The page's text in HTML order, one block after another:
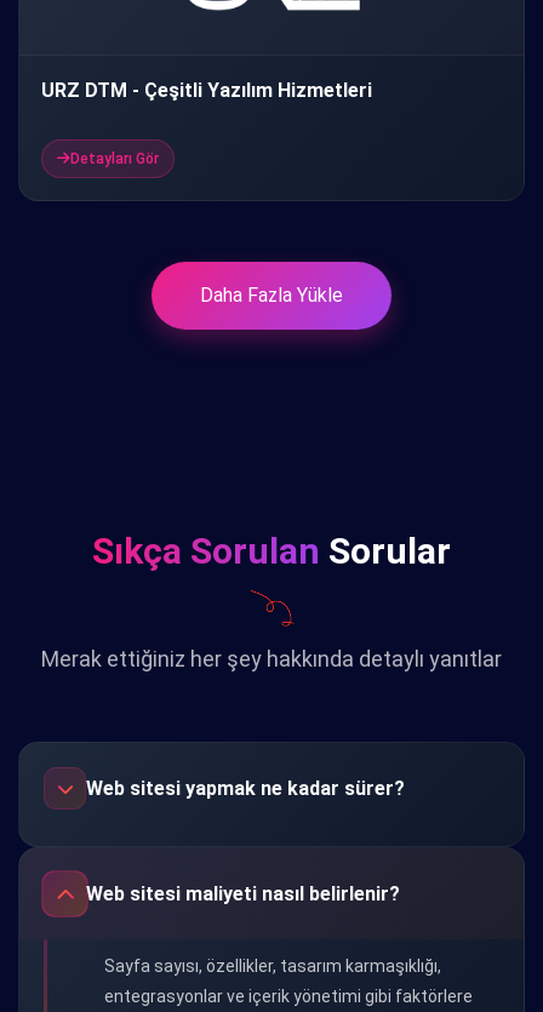
URZ DTM - Çeşitli Yazılım Hizmetleri
Detayları Gör
Daha Fazla Yükle
Sıkça Sorulan Sorular
Merak ettiğiniz her şey hakkında detaylı yanıtlar
Web sitesi yapmak ne kadar sürer?
Web sitesi maliyeti nasıl belirlenir?
Sayfa sayısı, özellikler, tasarım karmaşıklığı,
entegrasyonlar ve içerik yönetimi gibi faktörlere